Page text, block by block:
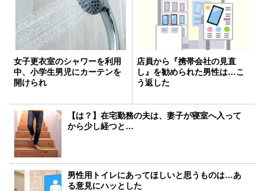
女子更衣室のシャワーを利用
中、小学生男児にカーテンを
開けられ
店員から『携帯会社の見直
し』を勧められた男性は…こ
う返した
【は？】在宅勤務の夫は、妻子が寝室へ入って
から少し経つと…
男性用トイレにあってほしいと思うものは…あ
る意見にハッとした